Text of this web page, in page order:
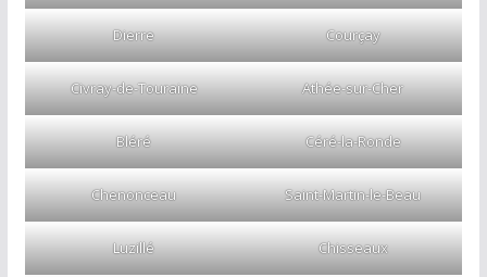
Dierre Courçay
Civray-de-Touraine Athée-sur-Cher
Bléré Céré-la-Ronde
Chenonceau Saint-Martin-le-Beau
Luzillé Chisseaux